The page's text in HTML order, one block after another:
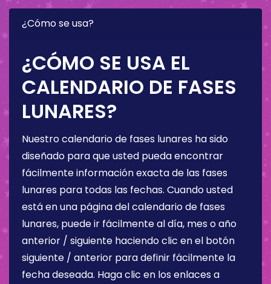
¿Cómo se usa?
¿CÓMO SE USA EL
CALENDARIO DE FASES
LUNARES?
Nuestro calendario de fases lunares ha sido
diseñado para que usted pueda encontrar
fácilmente información exacta de las fases
lunares para todas las fechas. Cuando usted
está en una página del calendario de fases
lunares, puede ir fácilmente al día, mes o año
anterior / siguiente haciendo clic en el botón
siguiente / anterior para definir fácilmente la
fecha deseada. Haga clic en los enlaces a